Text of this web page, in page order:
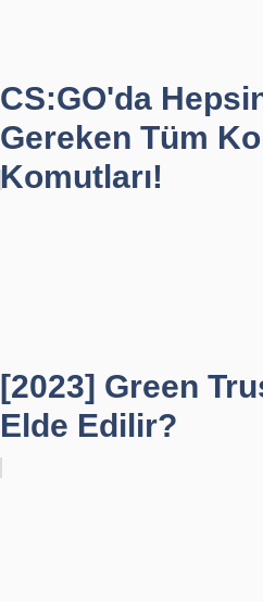
CS:GO'da
Gereken Tüm
Komutları!
[2023] Green
Elde Edilir?